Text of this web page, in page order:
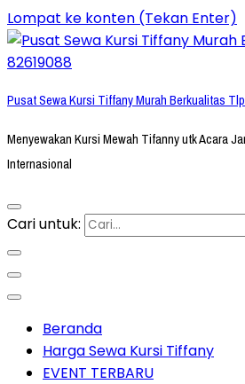
Lompat ke konten (Tekan Enter)
Pusat Sewa Kursi Tiffany Murah Berkualitas
Menyewakan Kursi Mewah Tifanny utk Acara
Internasional
Cari untuk:
Beranda
Harga Sewa Kursi Tiffany
EVENT TERBARU